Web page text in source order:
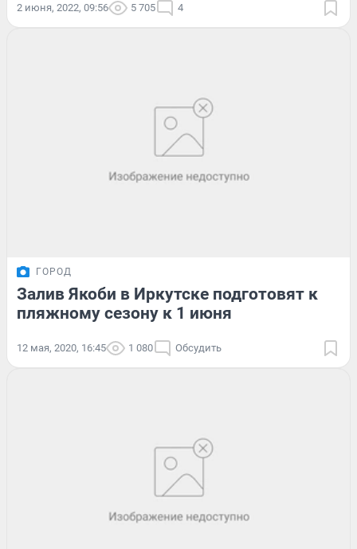
2 июня, 2022, 09:56 5 705 4
ГОРОД
Залив Якоби в Иркутске подготовят к
пляжному сезону к 1 июня
12 мая, 2020, 16:45 1 080 Обсудить